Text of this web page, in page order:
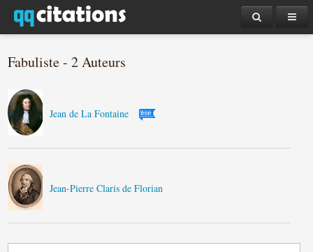
Fabuliste - 2 Auteurs
Jean de La Fontaine
Jean-Pierre Claris de Florian